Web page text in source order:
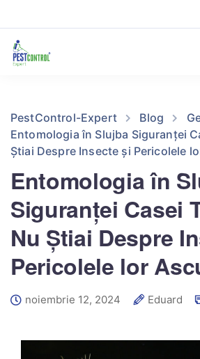
PestControl-Expert Blog
Entomologia în Slujba Siguranței
Știai Despre Insecte și Pericolele
Entomologia în
Siguranței Casei
Nu Știai Despre
Pericolele lor
noiembrie 12, 2024 Eduard